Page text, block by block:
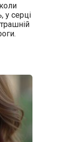
у серці